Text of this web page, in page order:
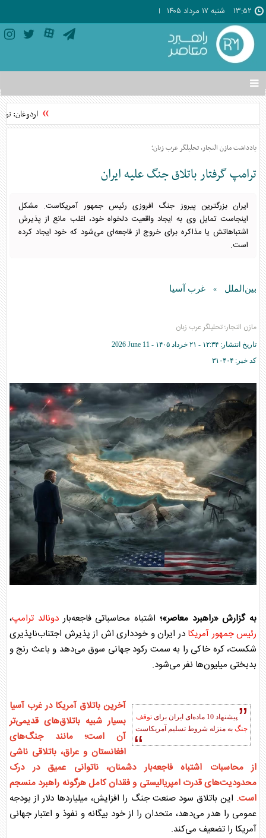
۱۳:۵۲ شنبه ۱۷ مرداد ۱۴۰۵
تغییر
وضعیت
منوی
ها
اردوغان:
یادداشت مازن النجار، تحلیلگر عرب زبان؛
ترامپ گرفتار باتلاق جنگ علیه ایران
ایران بزرگترین پیروز جنگ افروزی رئیس جمهور آمریکاست. مشکل
اینجاست تمایل وی به ایجاد واقعیت دلخواه خود، اغلب مانع از پذیرش
اشتباهاتش یا مذاکره برای خروج از فاجعه‌ای می‌شود که خود ایجاد کرده
است.
بین‌الملل » غرب آسیا
مازن النجار؛ تحلیلگر عرب زبان
تاریخ انتشار: ۱۲:۳۴ - ۲۱ خرداد ۱۴۰۵ -
2026 June 11
کد خبر: ۳۱۰۴۰۴
به گزارش «راهبرد معاصر»؛ اشتباه محاسباتی فاجعه‌باردونالد ترامپ،
رئیس جمهور آمریکا در ایران و خودداری اش از پذیرش اجتناب‌ناپذیری
شکست، کره خاکی را به سمت رکود جهانی سوق می‌دهد و باعث رنج و
بدبختی میلیون‌ها نفر می‌شود.
پیشنهاد 10 ماده‌ای ایران برای
توقف
جنگ به منزله‌ شروط تسلیم آمریکاست
آخرین باتلاق آمریکا در غرب آسیا
بسیار شبیه باتلاق‌های قدیمی‌تر
آن است؛ مانند جنگ‌های
افغانستان و عراق، باتلاقی ناشی
از محاسبات اشتباه فاجعه‌بار دشمنان، ناتوانی عمیق در درک
محدودیت‌های قدرت امپریالیستی و فقدان کامل هرگونه راهبرد منسجم
است. این باتلاق سود صنعت جنگ را افزایش، میلیاردها دلار از بودجه
عمومی را هدر می‌دهد، متحدان را از خود بیگانه و نفوذ و اعتبار جهانی
آمریکا را تضعیف می‌کند.